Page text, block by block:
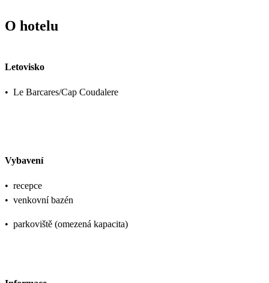
O hotelu
Letovisko
• Le Barcares/Cap Coudalere
Vybavení
• recepce
• venkovní bazén
• parkoviště (omezená kapacita)